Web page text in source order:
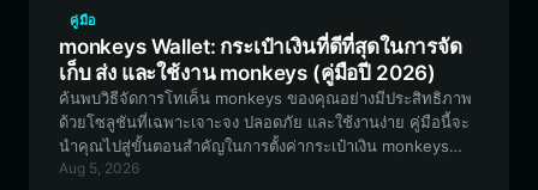
คู่มือ
monkeys Wallet: กระเป๋าเงินที่ดีที่สุดในการจัด
เก็บ ส่ง และใช้งาน monkeys (คู่มือปี 2026)
ค้นพบวิธีจัดการโทเค็น monkeys ของคุณอย่างมีประสิทธิภาพ
ด้วยโซลูชันที่เฉพาะเจาะจง ปลอดภัย และใช้งานง่าย คู่มือนี้จะ
นำคุณไปสู่ขั้นตอนสำคัญในการตั้งค่ากระเป๋าเงิน monkeys
ของคุณโดยใช้ Bitget Wallet เพื่อให้มั่นใจว่าคุณสามารถเข้า
Aug 5, 2026